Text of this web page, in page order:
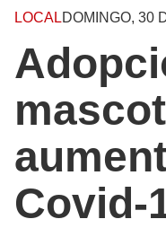
LOCALDOMINGO, 30
Covid-